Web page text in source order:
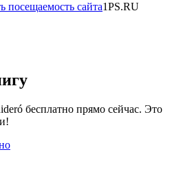
посещаемость сайта1PS.RU
бесплатно прямо сейчас. Это